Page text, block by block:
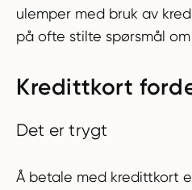
ulemper med bruk av
på ofte stilte spørsmål
Kredittkort
Det er trygt
Å betale med kredittkort